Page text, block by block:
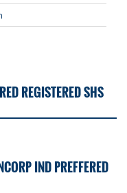
REGISTERED SHS
IND PREFFERED